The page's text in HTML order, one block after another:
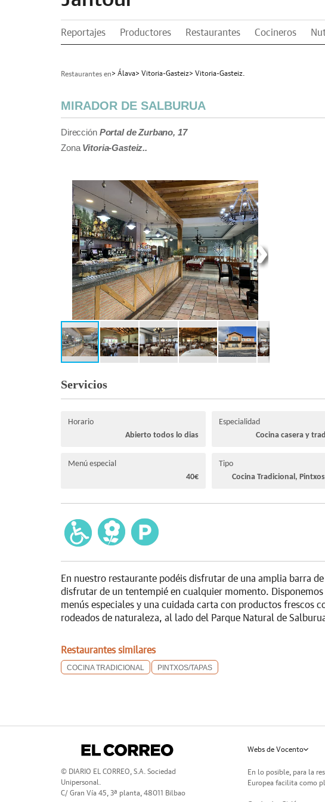
Reportajes Productores Restaurantes Cocineros
Restaurantes en> Álava> Vitoria-Gasteiz> Vitoria-Gasteiz.
MIRADOR DE SALBURUA
Dirección Portal de Zurbano, 17
Zona Vitoria-Gasteiz..
Servicios
Horario
Abierto todos lo dias
Especialidad
Cocina casera y
Menú especial
40€
Tipo
Cocina Tradicional,
En nuestro restaurante podéis disfrutar de una amplia barra
disfrutar de un tentempié en cualquier momento.
menús especiales y una cuidada carta con productos frescos
rodeados de naturaleza, al lado del Parque Natural de
Restaurantes similares
COCINA TRADICIONAL PINTXOS/TAPAS
© DIARIO EL CORREO, S.A. Sociedad
Unipersonal.
C/ Gran Vía 45, 3ª planta, 48011 Bilbao
Webs de Vocento
En lo posible, para la
Europea facilita como